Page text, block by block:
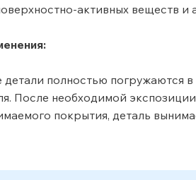
активных веществ и
полностью погружаются
После необходимой
покрытия, деталь